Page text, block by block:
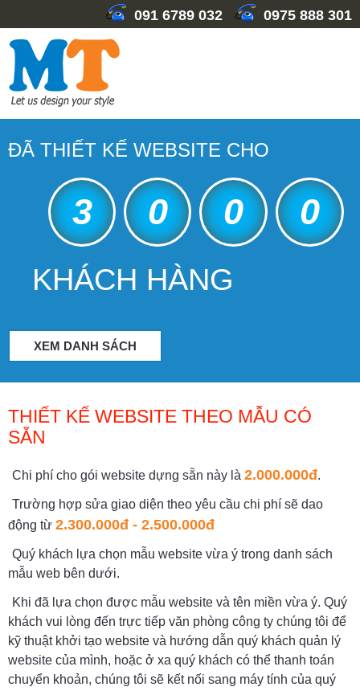
091 6789 032 0975 888 301
ĐÃ THIẾT KẾ WEBSITE CHO
3 0 0 0
KHÁCH HÀNG
XEM DANH SÁCH
THIẾT KẾ WEBSITE THEO MẪU CÓ
SẴN
Chi phí cho gói website dựng sẵn này là 2.000.000đ.
Trường hợp sửa giao diện theo yêu cầu chi phí sẽ dao
động từ 2.300.000đ - 2.500.000đ
Quý khách lựa chọn mẫu website vừa ý trong danh sách
mẫu web bên dưới.
Khi đã lựa chọn được mẫu website và tên miền vừa ý. Quý
khách vui lòng đến trực tiếp văn phòng công ty chúng tôi để
kỹ thuật khởi tạo website và hướng dẫn quý khách quản lý
website của mình, hoặc ở xa quý khách có thể thanh toán
chuyển khoản, chúng tôi sẽ kết nối sang máy tính của quý